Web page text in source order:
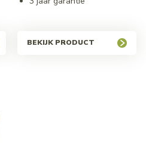
BEKIJK PRODUCT